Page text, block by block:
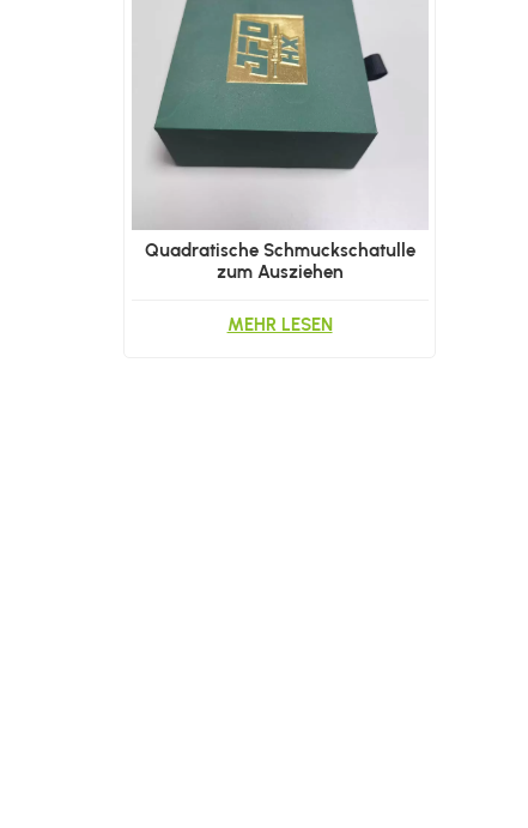
Quadratische Schmuckschatulle
zum Ausziehen
MEHR LESEN